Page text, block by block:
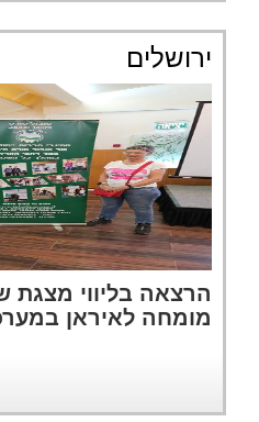
ירושלים
הרצאה בליווי מצגת
מומחה לאיראן